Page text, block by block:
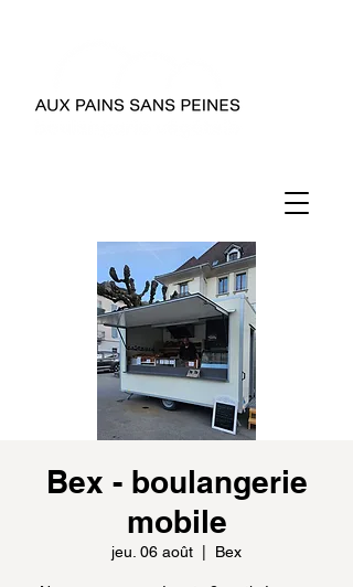
Bex - boulangerie
mobile
jeu. 06 août Bex